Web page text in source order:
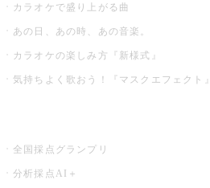
カラオケで盛り上がる曲
あの日、あの時、あの音楽。
カラオケの楽しみ方『新様式』
気持ちよく歌おう！『マスクエフェクト』
全国採点グランプリ
分析採点AI＋